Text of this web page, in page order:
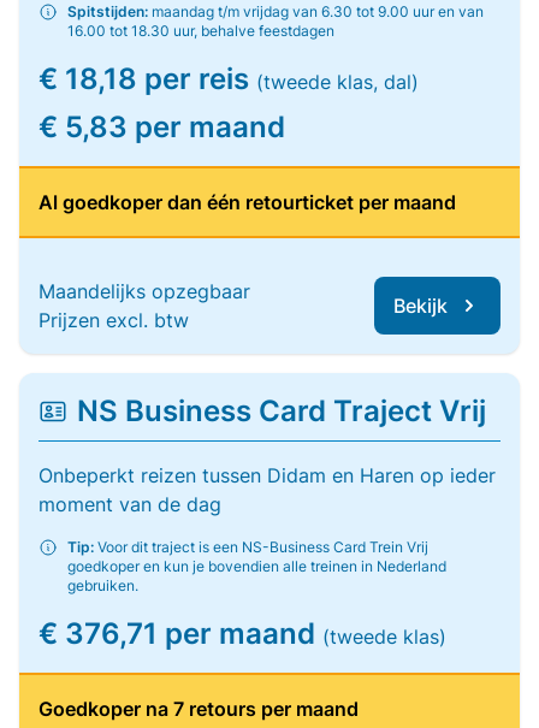
Spitstijden: maandag t/m vrijdag van 6.30 tot 9.00 uur en van
16.00 tot 18.30 uur, behalve feestdagen
€ 18,18 per reis (tweede klas, dal)
€ 5,83 per maand
Al goedkoper dan één retourticket per maand
Maandelijks opzegbaar
Prijzen excl. btw
Bekijk
NS Business Card Traject Vrij
Onbeperkt reizen tussen Didam en Haren op ieder
moment van de dag
Tip: Voor dit traject is een NS-Business Card Trein Vrij
goedkoper en kun je bovendien alle treinen in Nederland
gebruiken.
€ 376,71 per maand (tweede klas)
Goedkoper na 7 retours per maand